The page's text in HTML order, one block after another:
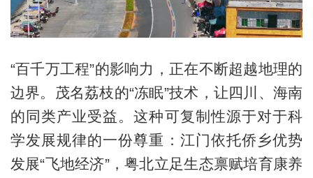
“百千万工程”的影响力，正在不断超越地理的
边界。茂名荔枝的“冻眠”技术，让四川、海南
的同类产业受益。这种可复制性源于对于科
学发展规律的一份尊重：江门依托侨乡优势
发展“飞地经济”，粤北立足生态禀赋培育康养